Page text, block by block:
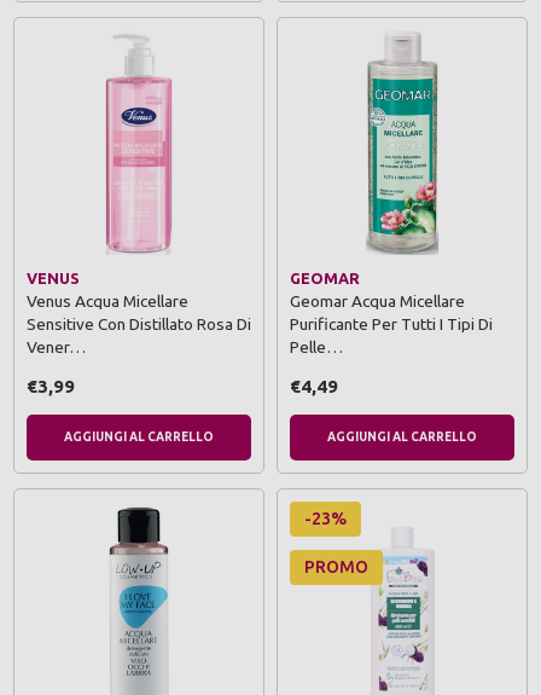
VENUS
Venus Acqua Micellare
Sensitive Con Distillato Rosa Di
Vener…
€3,99
AGGIUNGI AL CARRELLO
GEOMAR
Geomar Acqua Micellare
Purificante Per Tutti I Tipi Di
Pelle…
€4,49
AGGIUNGI AL CARRELLO
-23%
PROMO